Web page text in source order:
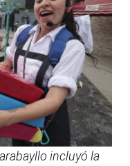
incluyó la